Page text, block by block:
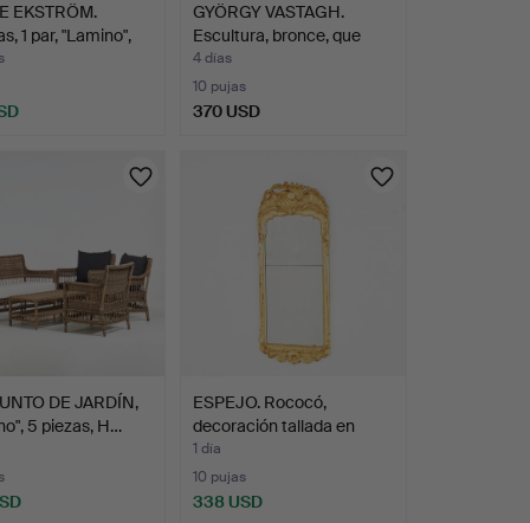
EKSTRÖM.
1 par, "Lamino",
GYÖRGY VASTAGH.
Escultura, bronce, que
rep…
4 días
10 pujas
370 USD
DE JARDÍN,
5 piezas, H…
ESPEJO. Rococó,
decoración tallada en
made…
1 día
10 pujas
338 USD